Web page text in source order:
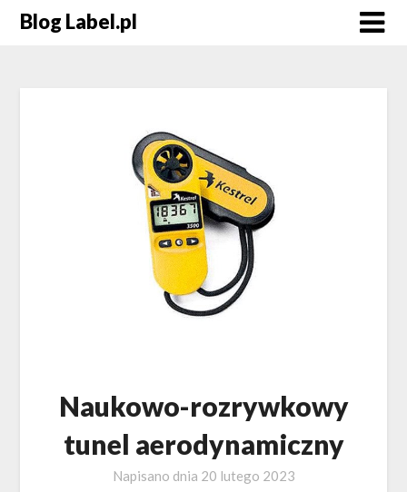
Blog Label.pl
Naukowo-rozrywkowy
tunel aerodynamiczny
Napisano dnia 20 lutego 2023